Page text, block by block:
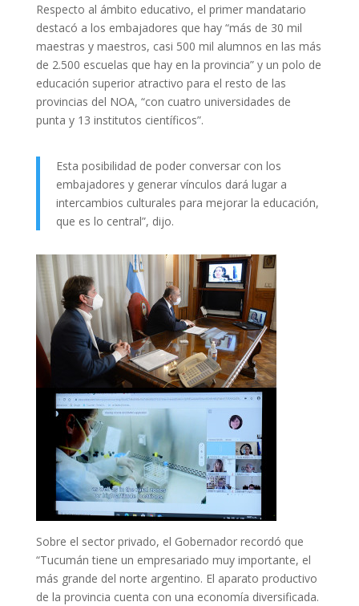
Respecto al ámbito educativo, el primer mandatario
destacó a los embajadores que hay “más de 30 mil
maestras y maestros, casi 500 mil alumnos en las más
de 2.500 escuelas que hay en la provincia” y un polo de
educación superior atractivo para el resto de las
provincias del NOA, “con cuatro universidades de
punta y 13 institutos científicos”.
Esta posibilidad de poder conversar con los
embajadores y generar vínculos dará lugar a
intercambios culturales para mejorar la educación,
que es lo central”, dijo.
Sobre el sector privado, el Gobernador recordó que
“Tucumán tiene un empresariado muy importante, el
más grande del norte argentino. El aparato productivo
de la provincia cuenta con una economía diversificada.